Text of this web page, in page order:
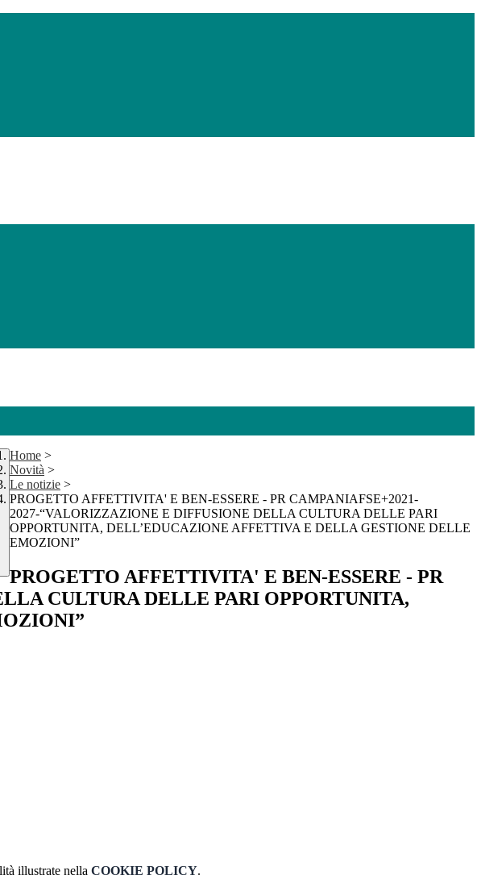
Home >
Novità >
Le notizie >
PROGETTO AFFETTIVITA' E BEN-ESSERE - PR CAMPANIAFSE+2021-
2027-“VALORIZZAZIONE E DIFFUSIONE DELLA CULTURA DELLE PARI
OPPORTUNITA, DELL’EDUCAZIONE AFFETTIVA E DELLA GESTIONE DELLE
EMOZIONI”
PROGETTO AFFETTIVITA' E BEN-ESSERE - PR
CULTURA DELLE PARI OPPORTUNITA,
illustrate nella COOKIE POLICY.